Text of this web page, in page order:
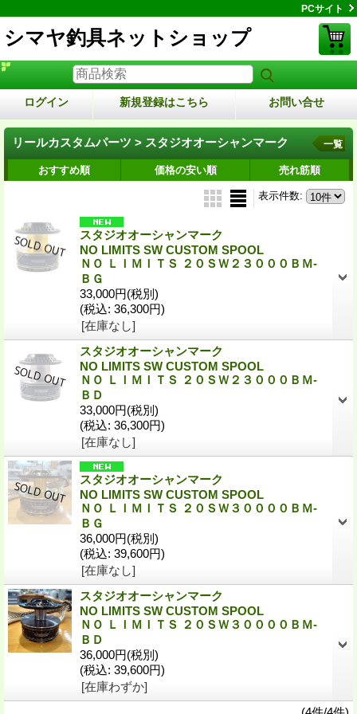
PCサイト
シマヤ釣具ネットショップ
ログイン 新規登録はこちら お問い合せ
リールカスタムパーツ > スタジオオーシャンマーク 一覧
おすすめ順 価格の安い順 売れ筋順
表示件数:
スタジオオーシャンマーク
NO LIMITS SW CUSTOM SPOOL
ＮＯ ＬＩＭＩＴＳ ２０ＳＷ２３０００ＢＭ-
ＢＧ
33,000円(税別)
(税込: 36,300円)
[在庫なし]
スタジオオーシャンマーク
NO LIMITS SW CUSTOM SPOOL
ＮＯ ＬＩＭＩＴＳ ２０ＳＷ２３０００ＢＭ-
ＢＤ
33,000円(税別)
(税込: 36,300円)
[在庫なし]
スタジオオーシャンマーク
NO LIMITS SW CUSTOM SPOOL
ＮＯ ＬＩＭＩＴＳ ２０ＳＷ３００００ＢＭ-
ＢＧ
36,000円(税別)
(税込: 39,600円)
[在庫なし]
スタジオオーシャンマーク
NO LIMITS SW CUSTOM SPOOL
ＮＯ ＬＩＭＩＴＳ ２０ＳＷ３００００ＢＭ-
ＢＤ
36,000円(税別)
(税込: 39,600円)
[在庫わずか]